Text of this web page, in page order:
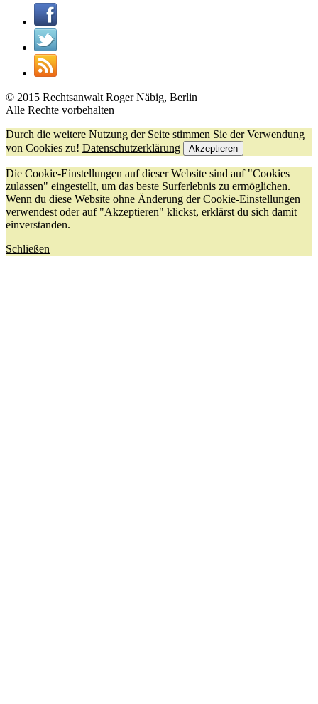
© 2015 Rechtsanwalt Roger Näbig, Berlin
Alle Rechte vorbehalten
Durch die weitere Nutzung der Seite stimmen Sie der Verwendung
von Cookies zu! Datenschutzerklärung Akzeptieren
Die Cookie-Einstellungen auf dieser Website sind auf "Cookies
zulassen" eingestellt, um das beste Surferlebnis zu ermöglichen.
Wenn du diese Website ohne Änderung der Cookie-Einstellungen
verwendest oder auf "Akzeptieren" klickst, erklärst du sich damit
einverstanden.
Schließen